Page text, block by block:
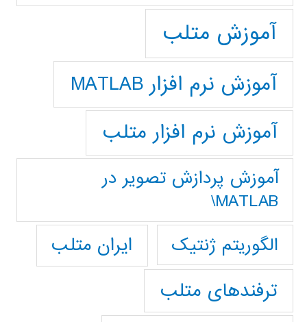
آموزش متلب
آموزش نرم افزار MATLAB
آموزش نرم افزار متلب
آموزش پردازش تصوير در
MATLAB\
الگوریتم ژنتیک
ایران متلب
ترفندهای متلب